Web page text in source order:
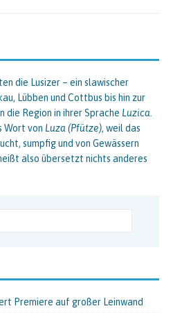
die Lusizer – ein slawischer
Lübben und Cottbus bis hin zur
die Region in ihrer Sprache Luzica.
Wort von Luza (Pfütze), weil das
sumpfig und von Gewässern
also übersetzt nichts anderes
Premiere auf großer Leinwand